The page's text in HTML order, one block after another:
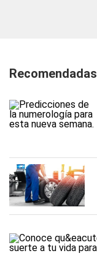
Recomendadas